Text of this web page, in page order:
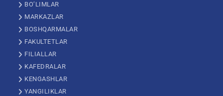
BO’LIMLAR
MARKAZLAR
BOSHQARMALAR
FAKULTETLAR
FILIALLAR
KAFEDRALAR
KENGASHLAR
YANGILIKLAR